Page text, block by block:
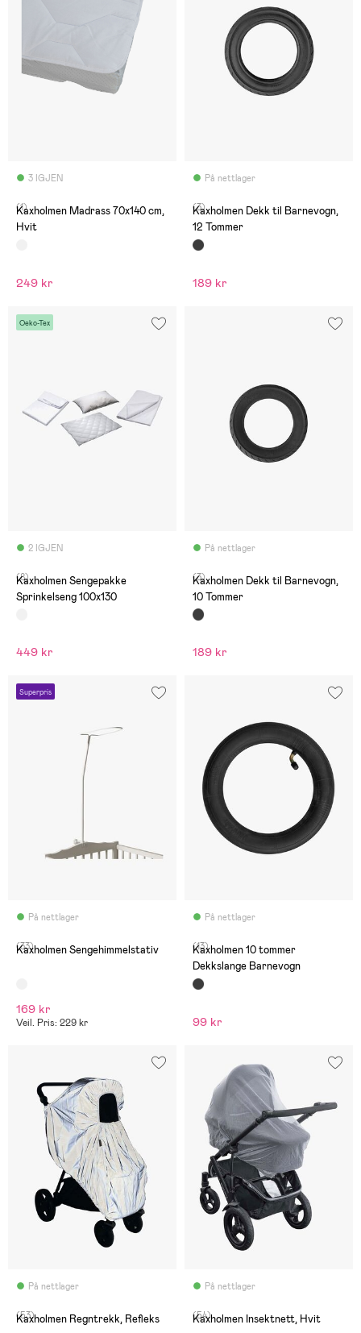
3 IGJEN
(1)
Kaxholmen Madrass 70x140 cm,
Hvit
249 kr
På nettlager
(3)
Kaxholmen Dekk til Barnevogn,
12 Tommer
189 kr
Oeko-Tex
2 IGJEN
(8)
Kaxholmen Sengepakke
Sprinkelseng 100x130
449 kr
På nettlager
(3)
Kaxholmen Dekk til Barnevogn,
10 Tommer
189 kr
Superpris
På nettlager
(33)
Kaxholmen Sengehimmelstativ
169 kr
Veil. Pris: 229 kr
På nettlager
(13)
Kaxholmen 10 tommer
Dekkslange Barnevogn
99 kr
På nettlager
(53)
Kaxholmen Regntrekk, Refleks
På nettlager
(54)
Kaxholmen Insektnett, Hvit